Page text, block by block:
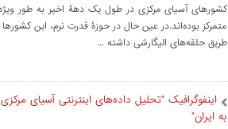
کشورهای آسیای مرکزی در طول یک دهۀ اخیر به طور
متمرکز بوده‌اند.در عین حال در حوزۀ قدرت نرم، این
طریق حلقه‌های الیگارشی داشته ...
اینفوگرافیک "تحلیل داده‌های اینترنتی آسیای
به ایران"